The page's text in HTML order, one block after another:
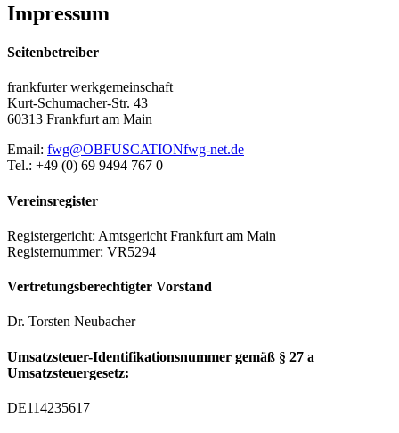
Impressum
Seitenbetreiber
frankfurter werkgemeinschaft
Kurt-Schumacher-Str. 43
60313 Frankfurt am Main
Email: fwg@OBFUSCATIONfwg-net.de
Tel.: +49 (0) 69 9494 767 0
Vereinsregister
Registergericht: Amtsgericht Frankfurt am Main
Registernummer: VR5294
Vertretungsberechtigter Vorstand
Dr. Torsten Neubacher
Umsatzsteuer-Identifikationsnummer gemäß § 27 a
Umsatzsteuergesetz:
DE114235617